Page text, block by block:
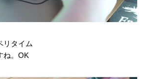
リタイム
ね。OK